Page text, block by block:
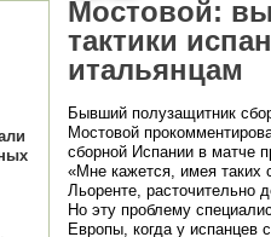
Мостовой:
тактики
итальянцам
Бывший полузащитник
Мостовой
сборной Испании в матче
«Мне кажется, имея таких
Льоренте, расточительно
Но эту проблему
Европы, когда у испанцев